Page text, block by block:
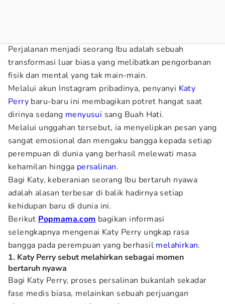
Perjalanan menjadi seorang Ibu adalah sebuah
transformasi luar biasa yang melibatkan pengorbanan
fisik dan mental yang tak main-main.
Melalui akun Instagram pribadinya, penyanyi Katy
Perry baru-baru ini membagikan potret hangat saat
dirinya sedang menyusui sang Buah Hati.
Melalui unggahan tersebut, ia menyelipkan pesan yang
sangat emosional dan mengaku bangga kepada setiap
perempuan di dunia yang berhasil melewati masa
kehamilan hingga persalinan.
Bagi Katy, keberanian seorang Ibu bertaruh nyawa
adalah alasan terbesar di balik hadirnya setiap
kehidupan baru di dunia ini.
Berikut Popmama.com bagikan informasi
selengkapnya mengenai Katy Perry ungkap rasa
bangga pada perempuan yang berhasil melahirkan.
1. Katy Perry sebut melahirkan sebagai momen
bertaruh nyawa
Bagi Katy Perry, proses persalinan bukanlah sekadar
fase medis biasa, melainkan sebuah perjuangan